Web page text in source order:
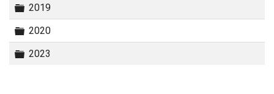
Carpeta
2019
Carpeta
2020
Carpeta
2023